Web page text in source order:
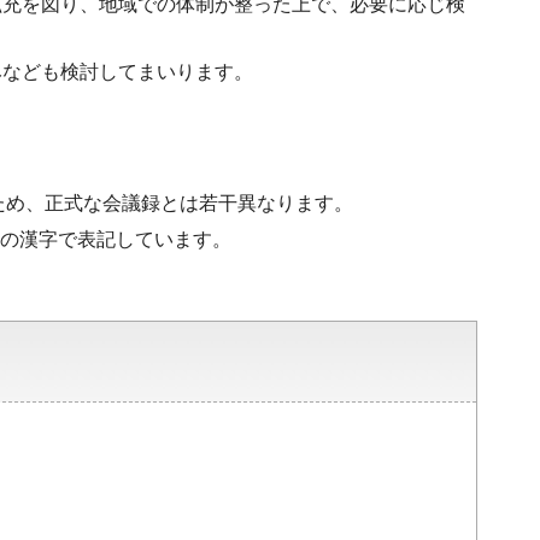
を図り、地域での体制が整った上で、必要に応じ検
ども検討してまいります。
、正式な会議録とは若干異なります。
漢字で表記しています。